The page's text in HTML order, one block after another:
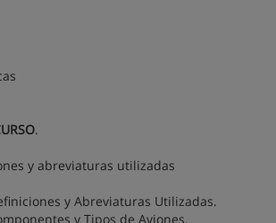
.
y abreviaturas utilizadas
y Abreviaturas Utilizadas.
y Tipos de Aviones.